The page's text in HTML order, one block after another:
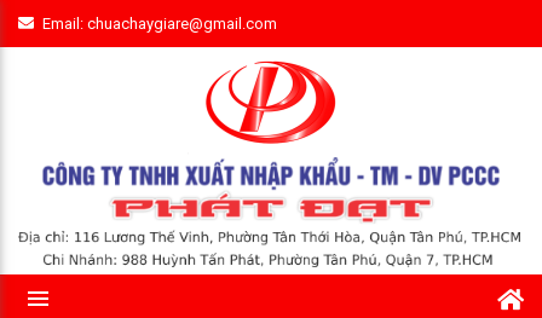
Email: chuachaygiare@gmail.com